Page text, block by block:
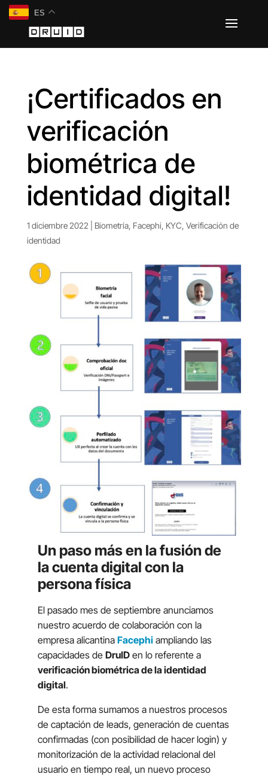
¡Certificados en
verificación
biométrica de
identidad digital!
1 diciembre 2022 Biometría, Facephi, KYC, Verificación de
identidad
Un paso más en la fusión de
la cuenta digital con la
persona física
El pasado mes de septiembre anunciamos
nuestro acuerdo de colaboración con la
empresa alicantina Facephiampliando las
capacidades de DruIDen lo referente a
verificación biométrica de la identidad
digital.
De esta forma sumamos a nuestros procesos
de captación de leads, generación de cuentas
confirmadas (con posibilidad de hacer login) y
monitorización de la actividad relacional del
usuario en tiempo real, un nuevo proceso
ES